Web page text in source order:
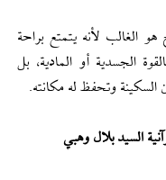
الغالب لأنه يتمتع براحة
الجسدية أو المادية، بل
السكينة وتحفظ له مكانته.
السيد بلال وهبي